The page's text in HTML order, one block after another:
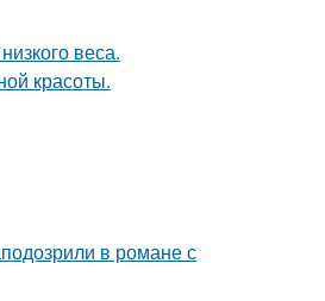
веса.
красоты.
в романе с